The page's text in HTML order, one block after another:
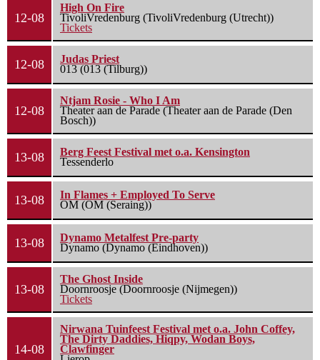
12-08
High On Fire
TivoliVredenburg (TivoliVredenburg (Utrecht))
Tickets
12-08
Judas Priest
013 (013 (Tilburg))
12-08
Ntjam Rosie - Who I Am
Theater aan de Parade (Theater aan de Parade (Den
Bosch))
13-08
Berg Feest Festival met o.a. Kensington
Tessenderlo
13-08
In Flames + Employed To Serve
OM (OM (Seraing))
13-08
Dynamo Metalfest Pre-party
Dynamo (Dynamo (Eindhoven))
13-08
The Ghost Inside
Doornroosje (Doornroosje (Nijmegen))
Tickets
14-08
Nirwana Tuinfeest Festival met o.a. John Coffey,
The Dirty Daddies, Hiqpy, Wodan Boys,
Clawfinger